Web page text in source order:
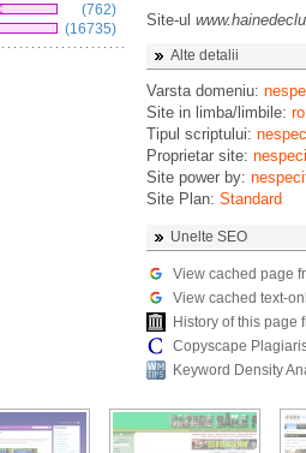
(762)
(16735)
Site-ul
Alte detalii
Varsta domeniu:
Site in limba/limbile: ro
Tipul scriptului:
Proprietar site:
Site power by:
Site Plan: Standard
Unelte SEO
View cached page
View cached text-
History of this page
Copyscape
Keyword Density